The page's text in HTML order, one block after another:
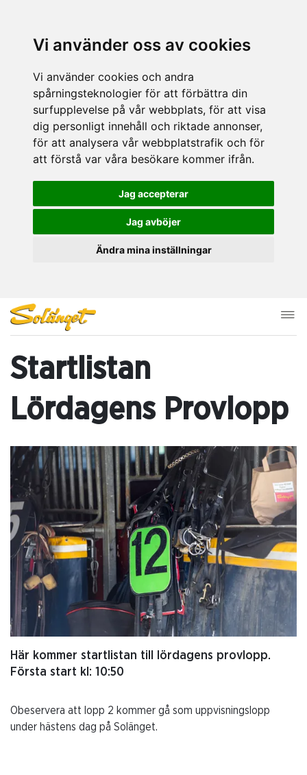
Vi använder oss av cookies
Vi använder cookies och andra
spårningsteknologier för att förbättra din
surfupplevelse på vår webbplats, för att visa
dig personligt innehåll och riktade annonser,
för att analysera vår webbplatstrafik och för
att förstå var våra besökare kommer ifrån.
Jag accepterar
Jag avböjer
Ändra mina inställningar
Startlistan
Lördagens Provlopp
Här kommer startlistan till lördagens provlopp.
Första start kl: 10:50
Obeservera att lopp 2 kommer gå som uppvisningslopp
under hästens dag på Solänget.